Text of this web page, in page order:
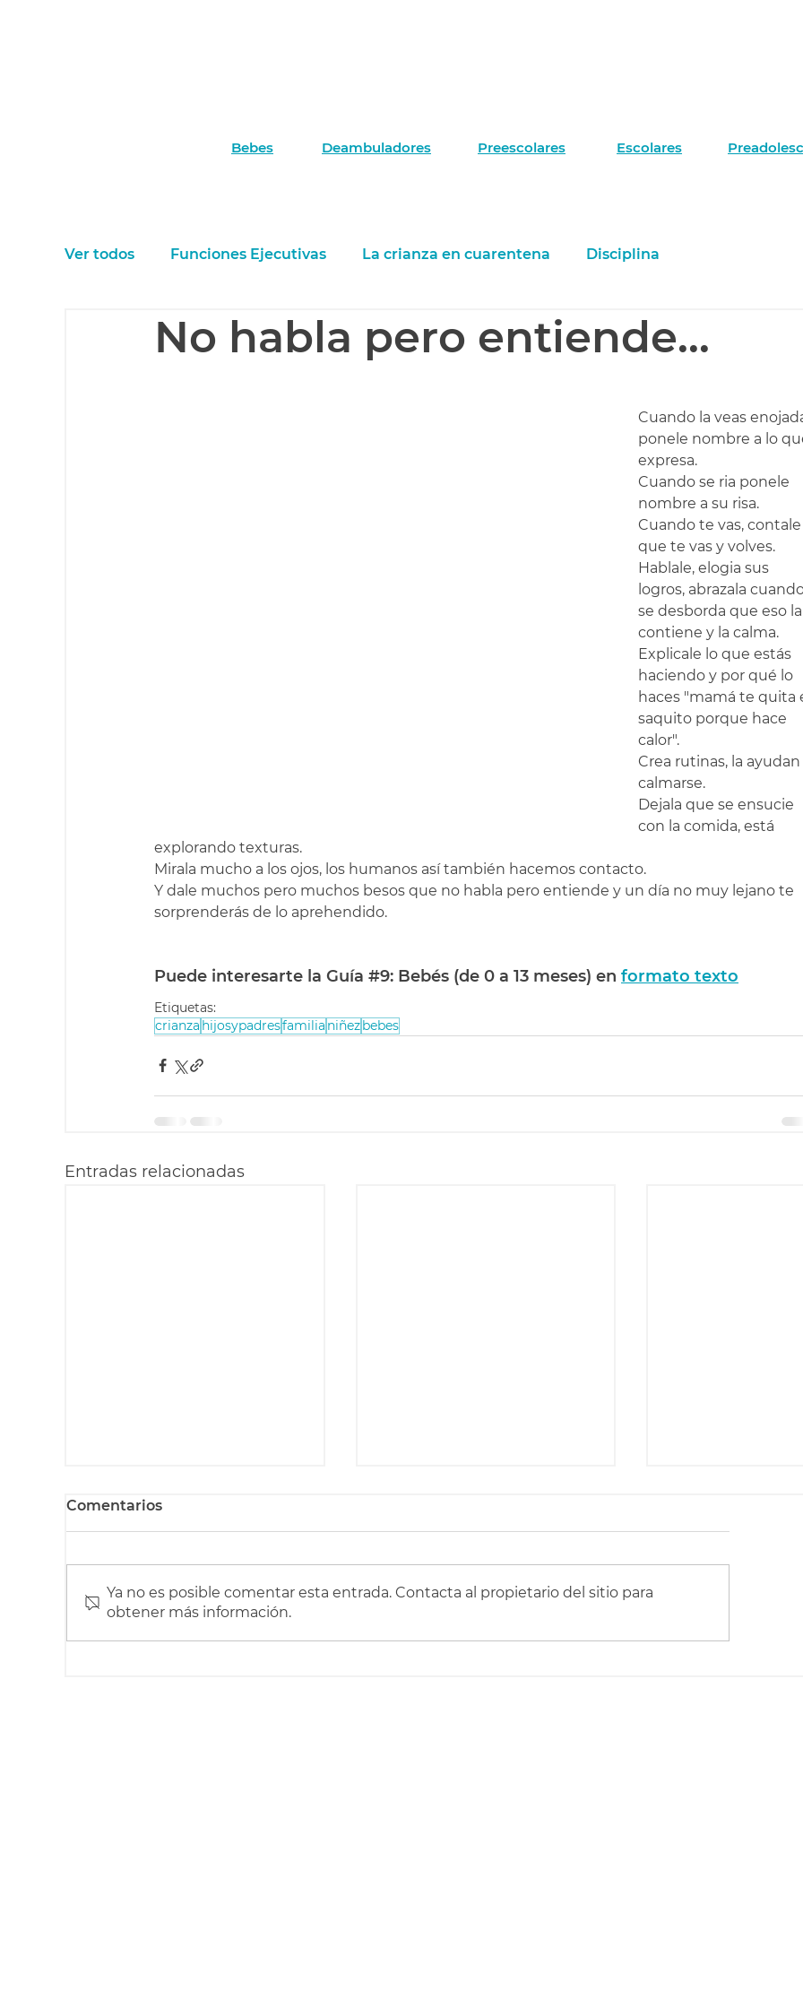
Bebes Deambuladores Preescolares Escolares
Ver todos Funciones Ejecutivas La crianza en cuarentena Disciplina
Las creencias en la crianza El sueño en los chicos Los chicos y el divorcio
No habla pero entiende...
Cuando la veas
ponele nombre a lo
expresa.
Cuando se ria ponele
nombre a su risa.
Cuando te vas, contale
que te vas y volves.
Hablale, elogia sus
logros, abrazala
se desborda que eso la
contiene y la calma.
Explicale lo que estás
haciendo y por qué lo
haces "mamá te quita
saquito porque hace
calor".
Crea rutinas, la ayudan
calmarse.
Dejala que se ensucie
con la comida, está
explorando texturas.
Mirala mucho a los ojos, los humanos así también hacemos contacto.
Y dale muchos pero muchos besos que no habla pero entiende y un día no muy lejano te
sorprenderás de lo aprehendido.
Puede interesarte la Guía #9: Bebés (de 0 a 13 meses) en formato texto
Etiquetas:
crianza hijosypadresfamilia niñezbebes
Entradas relacionadas
Preadolescentes ¿cómo
Preadolescentes ¿Cómo
La mamá/
Comentarios
Ya no es posible comentar esta entrada. Contacta al propietario del sitio para
obtener más información.